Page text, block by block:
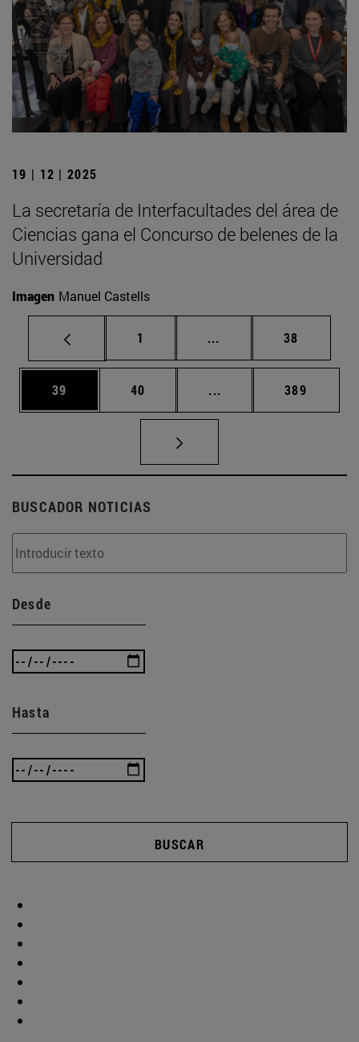
19 | 12 | 2025
La secretaría de Interfacultades del área de
Ciencias gana el Concurso de belenes de la
Universidad
Imagen Manuel Castells
Página
1 ... Páginas intermedias
Página
38
Página
39 Página
40 ... Páginas intermedias
Página
389
BUSCADOR NOTICIAS
Desde
Hasta
BUSCAR